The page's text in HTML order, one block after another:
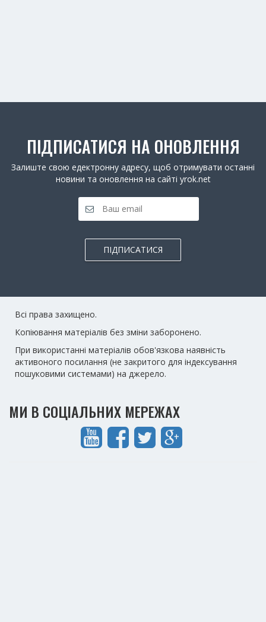
ПІДПИСАТИСЯ НА ОНОВЛЕННЯ
Залиште свою едектронну адресу, щоб отримувати останні
новини та оновлення на сайті yrok.net
ПІДПИСАТИСЯ
Всі права захищено.
Копіювання матеріалів без зміни заборонено.
При використанні матеріалів обов'язкова наявність
активоного посилання (не закритого для індексування
пошуковими системами) на джерело.
МИ В СОЦІАЛЬНИХ МЕРЕЖАХ